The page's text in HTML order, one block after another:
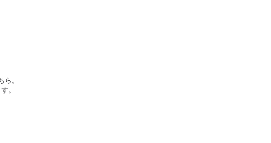
。
。